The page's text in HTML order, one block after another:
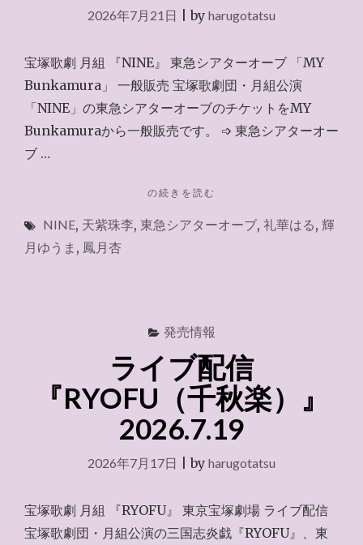
ス
2026.7.26"
2026年7月21日 |by harugotatsu
宝塚歌劇 月組 『NINE』 東急シアターオーブ 「MY
Bunkamura」 一般販売 宝塚歌劇団・月組公演
「NINE」の東急シアターオーブのチケットをMY
Bunkamuraから一般販売です。 ➩ 東急シアターオー
ブ …
"BUNKAMURA
の続きを読む
NINE, 天紫珠李, 東急シアターオーブ, 礼華はる, 輝
月ゆうま , 鳳月杏
発売情報
ライブ配信
『RYOFU（千秋楽）』
2026.7.19
2026年7月17日 |by harugotatsu
宝塚歌劇 月組 『RYOFU』 東京宝塚劇場 ライブ配信
宝塚歌劇団・月組公演の三国志炎戯『RYOFU』、東